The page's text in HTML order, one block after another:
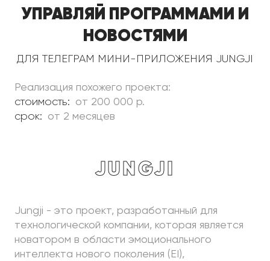
Управляй программами и
новостями
для телеграм мини-приложения Jungji
Реализация похожего проекта:
стоимость:
от 200 000 р.
срок:
от 2 месяцев
Jungji
Jungji - это проект, разработанный для
технологической компании, которая является
новатором в области эмоционального
интеллекта нового поколения (EI),